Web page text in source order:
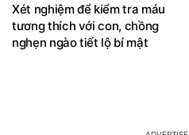
Xét nghiệm để kiểm tra máu
tương thích với con, chồng
nghẹn ngào tiết lộ bí mật